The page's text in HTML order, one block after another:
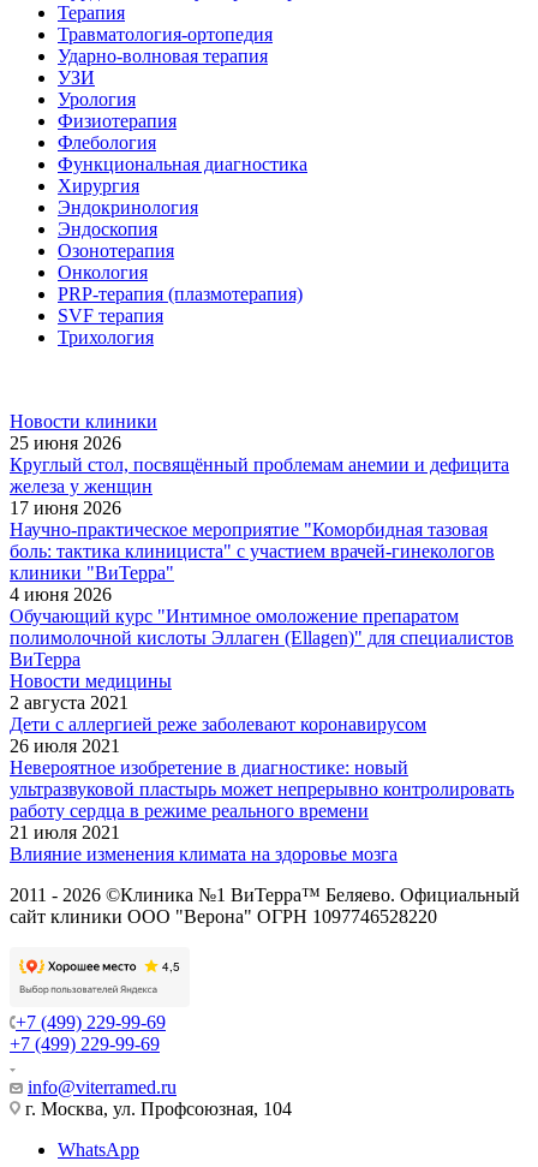
Терапия
Травматология-ортопедия
Ударно-волновая терапия
УЗИ
Урология
Физиотерапия
Флебология
Функциональная диагностика
Хирургия
Эндокринология
Эндоскопия
Озонотерапия
Онкология
PRP-терапия (плазмотерапия)
SVF терапия
Трихология
Новости клиники
25 июня 2026
Круглый стол, посвящённый проблемам анемии и дефицита
железа у женщин
17 июня 2026
Научно-практическое мероприятие "Коморбидная тазовая
боль: тактика клинициста" с участием врачей-гинекологов
клиники "ВиТерра"
4 июня 2026
Обучающий курс "Интимное омоложение препаратом
полимолочной кислоты Эллаген (Ellagen)" для специалистов
ВиТерра
Новости медицины
2 августа 2021
Дети с аллергией реже заболевают коронавирусом
26 июля 2021
Невероятное изобретение в диагностике: новый
ультразвуковой пластырь может непрерывно контролировать
работу сердца в режиме реального времени
21 июля 2021
Влияние изменения климата на здоровье мозга
2011 - 2026 ©Клиника №1 ВиТерра™ Беляево. Официальный
сайт клиники ООО "Верона" ОГРН 1097746528220
+7 (499) 229-99-69
+7 (499) 229-99-69
info@viterramed.ru
г. Москва, ул. Профсоюзная, 104
WhatsApp